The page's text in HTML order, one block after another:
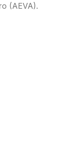
(AEVA).